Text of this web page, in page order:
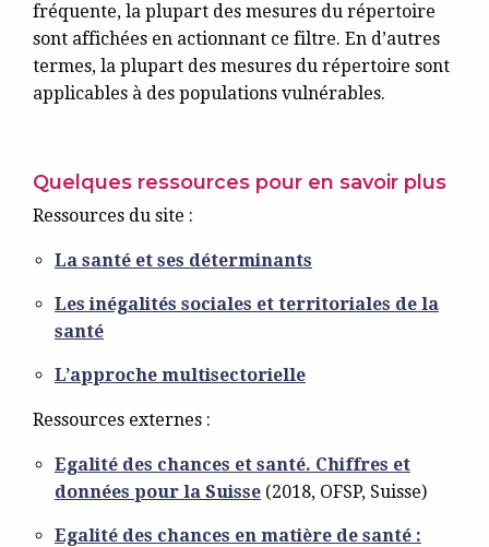
fréquente, la plupart des mesures du répertoire
sont affichées en actionnant ce filtre. En d’autres
termes, la plupart des mesures du répertoire sont
applicables à des populations vulnérables.
Quelques ressources pour en savoir plus
Ressources du site :
La santé et ses déterminants
Les inégalités sociales et territoriales de la
santé
L’approche multisectorielle
Ressources externes :
Egalité des chances et santé. Chiffres et
données pour la Suisse (2018, OFSP, Suisse)
Egalité des chances en matière de santé :